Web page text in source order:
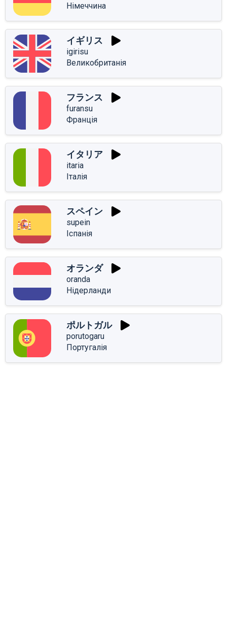
Німеччина
イギリス
igirisu
Великобританія
フランス
furansu
Франція
イタリア
itaria
Італія
スペイン
supein
Іспанія
オランダ
oranda
Нідерланди
ポルトガル
porutogaru
Португалія